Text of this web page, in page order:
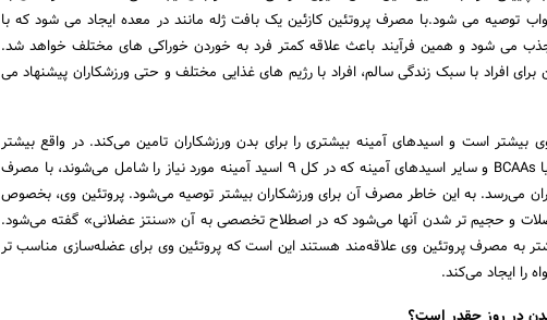
توصیه می شود.با مصرف پروتئین کازئین یک بافت ژله مانند در معده ایجاد می شود که با
شود و همین فرآیند باعث علاقه کمتر فرد به خوردن خوراکی های مختلف خواهد شد.
برای افراد با سبک زندگی سالم، افراد با رژیم های غذایی مختلف و حتی ورزشکاران پیشنهاد می
است و اسید‌های آمینه بیشتری را برای بدن ورزشکاران تامین می‌کند. در واقع بیشتر
اسید آمینه‌های شاخه دار یا BCAAs و سایر اسید‌های آمینه که در کل 9 اسید آمینه مورد نیاز را شامل می‌شوند، با مصرف
می‌رسد. به این خاطر مصرف آن برای ورزشکاران بیشتر توصیه می‌شود. پروتئین وی، بخصوص
و حجیم تر شدن آنها می‌شود که در اصطلاح تخصصی به آن «سنتز عضلانی» گفته می‌شود.
به مصرف پروتئین وی علاقه‌مند هستند این است که پروتئین وی برای عضله‌سازی مناسب تر
را ایجاد می‌کند.